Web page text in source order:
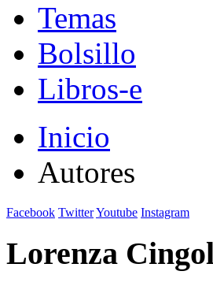
Temas
Bolsillo
Libros-e
Inicio
Autores
Facebook TwitterYoutube Instagram
Lorenza